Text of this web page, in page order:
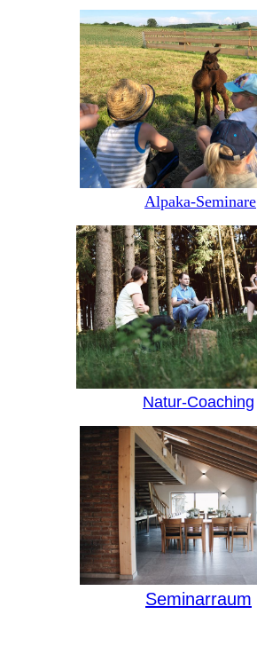
Alpaka-Seminare
Natur-Coaching
Seminarraum